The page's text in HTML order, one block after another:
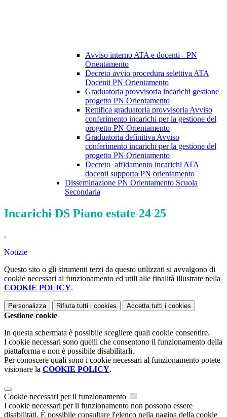
Avviso interno ATA e docenti - PN
Orientamento
Decreto avvio procedura selettiva ATA
Docenti PN Orientamento
Graduatoria provvisoria incarichi gestione
progetto PN Orientamento
Rettifica graduatoria provvisoria Avviso
conferimento incarichi per la gestione del
progetto PN Orientamento
Graduatoria definitiva Avviso
conferimento incarichi per la gestione del
progetto PN Orientamento
Decreto_affidamento incarichi ATA
docenti supporto PN orientamento
Disseminazione PN Orientamento Scuola
Secondaria
Incarichi DS Piano estate 24 25
.
Notizie
Questo sito o gli strumenti terzi da questo utilizzati si avvalgono di
cookie necessari al funzionamento ed utili alle finalità illustrate nella
COOKIE POLICY.
Personalizza Rifiuta tutti i cookies Accetta tutti i cookies
Gestione cookie
In questa schermata è possibile scegliere quali cookie consentire.
I cookie necessari sono quelli che consentono il funzionamento della
piattaforma e non è possibile disabilitarli.
Per conoscere quali sono i cookie necessari al funzionamento potete
visionare la COOKIE POLICY.
Cookie necessari per il funzionamento
I cookie necessari per il funzionamento non possono essere
disabilitati. È possibile consultare l'elenco nella pagina della cookie